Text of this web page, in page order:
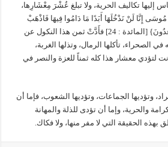
إليها تكاليف الحرية، ولا تبلغ عُشْرَ مِعْشَارِها،
مُوسَى إِنَّا لَنْ نَدْخُلَهَا أَبَدًا مَا دَامُوا فِيهَا فَاذْهَبْ
أَنْتَ وَرَبُّكَ فَقَاتِلَا إِنَّا هَاهُنَا قَاعِدُونَ} [المائدة : 24] فأَدَّتْ ثمن هذا النكول عن
الصحراء، تأكلها الرمال، وتذلها الغربة،
لتؤدي معشار هذا كله ثمناً للعزة والنصر في
وتؤديها الجماعات، وتؤديها الشعوب، فإما أن
والحرية، وإما أن تؤدى للذلة والمهانة
بهذه الحقيقة التي لا مفر منها، ولا فكاك.